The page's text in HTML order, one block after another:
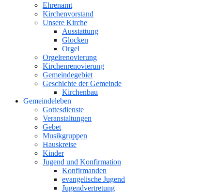
Ehrenamt
Kirchenvorstand
Unsere Kirche
Ausstattung
Glocken
Orgel
Orgelrenovierung
Kirchenrenovierung
Gemeindegebiet
Geschichte der Gemeinde
Kirchenbau
Gemeindeleben
Gottesdienste
Veranstaltungen
Gebet
Musikgruppen
Hauskreise
Kinder
Jugend und Konfirmation
Konfirmanden
evangelische Jugend
Jugendvertretung